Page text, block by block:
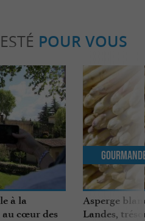
POUR VOUS
à la
au cœur des
Asperge
Landes,